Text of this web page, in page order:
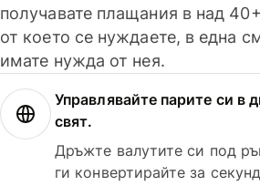
получавате плащания в над
от което се нуждаете, в една
имате нужда от нея.
Управлявайте парите си в
свят.
Дръжте валутите си под
ги конвертирайте за